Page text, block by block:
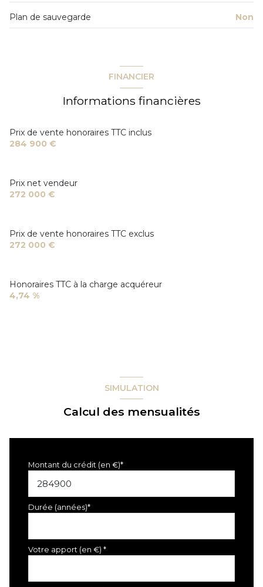
Plan de sauvegarde Non
FINANCIER
Informations financières
Prix de vente honoraires TTC inclus
284 900 €
Prix net vendeur
272 000 €
Prix de vente honoraires TTC exclus
272 000 €
Honoraires TTC à la charge acquéreur
4,74 %
SIMULATION
Calcul des mensualités
Montant du crédit (en €)*
Durée (années)*
Votre apport (en €) *